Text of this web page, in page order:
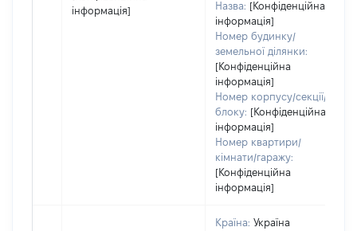
інформація]
Назва: [Конфіденційна
інформація]
Номер будинку/
земельної ділянки:
[Конфіденційна
інформація]
Номер корпусу/секції/
блоку: [Конфіденційна
інформація]
Номер квартири/
кімнати/гаражу:
[Конфіденційна
інформація]
Країна: Україна